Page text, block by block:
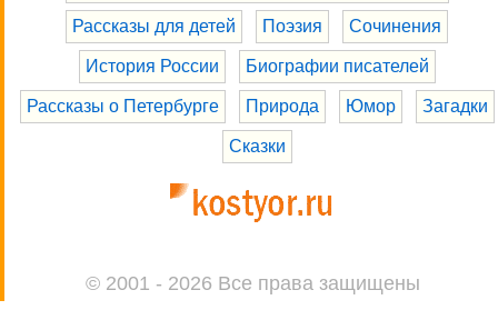
Рассказы для детей Поэзия Сочинения
История России Биографии писателей
Рассказы о Петербурге Природа Юмор Загадки
Сказки
© 2001 - 2026 Все права защищены